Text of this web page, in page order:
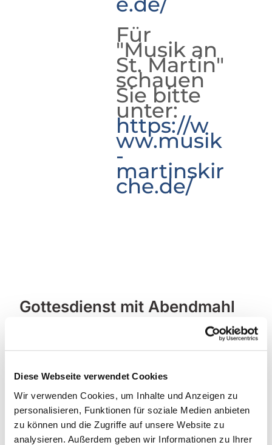
Diese Webseite verwendet Cookies
Wir verwenden Cookies, um Inhalte und Anzeigen zu
personalisieren, Funktionen für soziale Medien anbieten
zu können und die Zugriffe auf unsere Website zu
analysieren. Außerdem geben wir Informationen zu Ihrer
Für
"Musik an
St. Martin"
schauen
Sie bitte
unter:
https://w
ww.musik
-
martinskir
che.de/
Gottesdienst mit Abendmahl